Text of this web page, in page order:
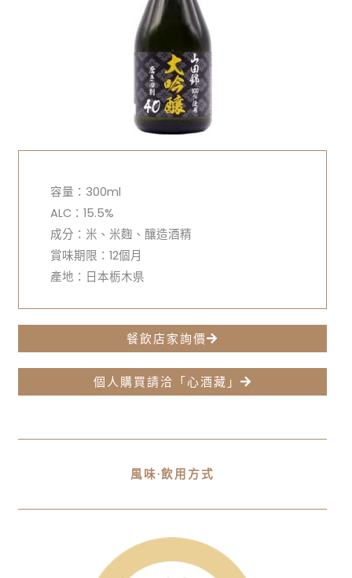
容量：300ml
ALC：15.5%
成分：米、米麴、釀造酒精
賞味期限：12個月
產地：日本栃木県
餐飲店家詢價
個人購買請洽「心酒藏」
風味·飲用方式